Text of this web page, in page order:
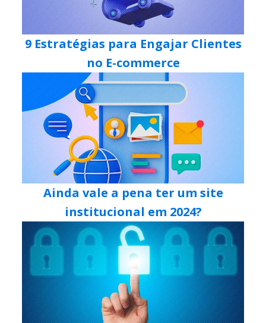
9 Estratégias para Engajar Clientes
no E-commerce
Ainda vale a pena ter um site
institucional em 2024?